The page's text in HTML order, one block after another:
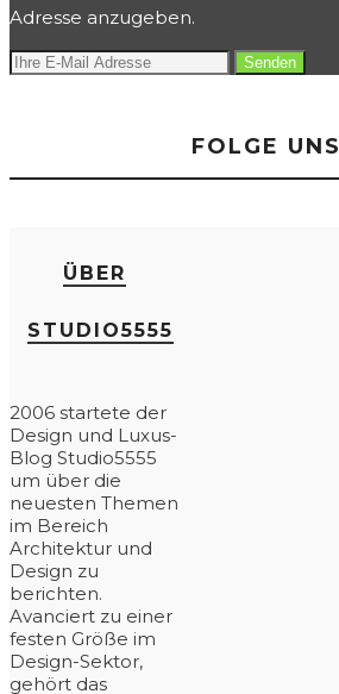
Adresse anzugeben.
FOLGE UNS
ÜBER
STUDIO5555
2006 startete der
Design und Luxus-
Blog Studio5555
um über die
neuesten Themen
im Bereich
Architektur und
Design zu
berichten.
Avanciert zu einer
festen Größe im
Design-Sektor,
gehört das